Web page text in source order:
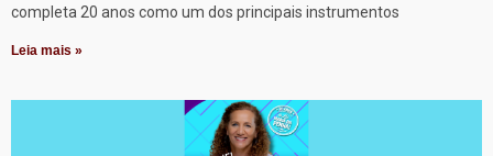
completa 20 anos como um dos principais instrumentos
Leia mais »